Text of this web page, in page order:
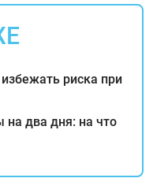
риска при
на два дня: на что